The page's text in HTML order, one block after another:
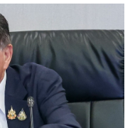
ก้ไขสัญญา ถ้าเอา ยืนยัน